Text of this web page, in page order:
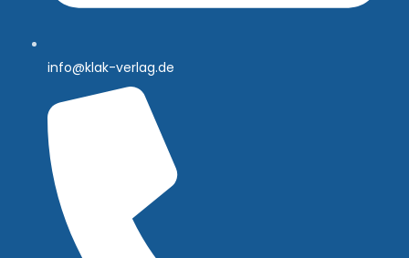
info@klak-verlag.de